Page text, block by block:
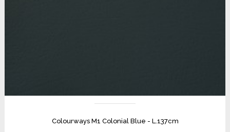
Colourways M1 Colonial Blue - L.137cm